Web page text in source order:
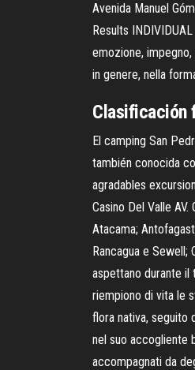
Avenida Manuel
Results
emozione,
in genere, nella
Clasificación
El camping San
también conocida
agradables
Casino Del Valle
Atacama;
Rancagua e
aspettano durante il
riempiono di vita le
flora nativa, seguito
nel suo accogliente
accompagnati da